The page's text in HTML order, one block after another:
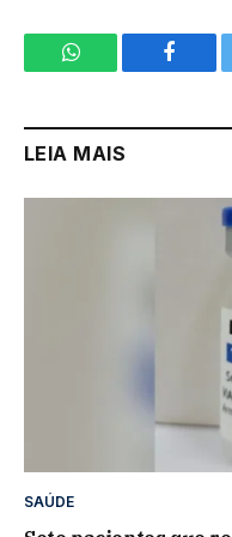
WhatsApp
LEIA MAIS
SAÚDE